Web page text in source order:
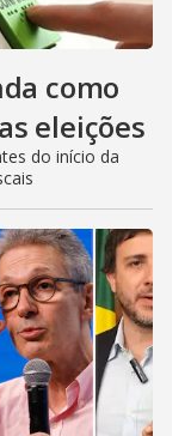
como
eleições
do início da